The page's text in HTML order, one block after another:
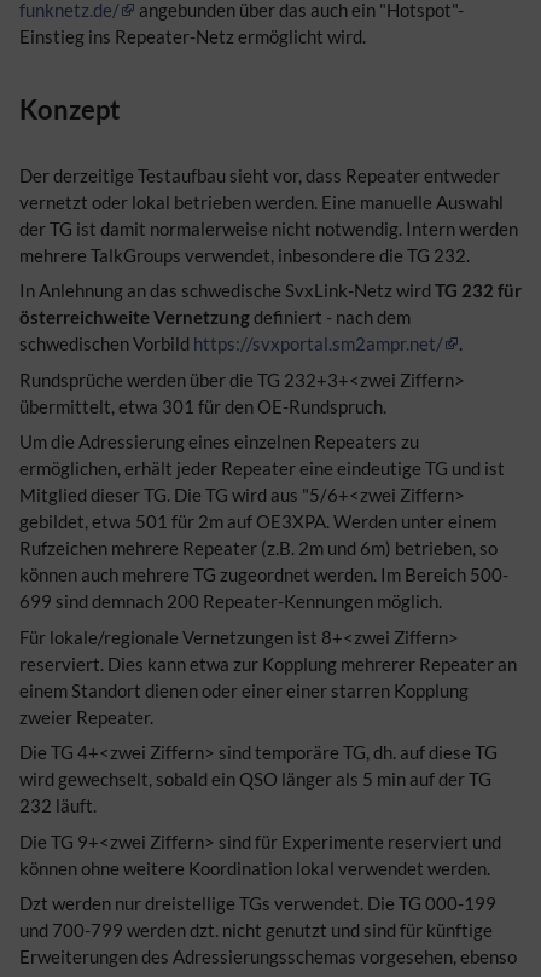
funknetz.de/
angebunden über das auch ein "Hotspot"-
Einstieg ins Repeater-Netz ermöglicht wird.
Konzept
Der derzeitige Testaufbau sieht vor, dass Repeater entweder
vernetzt oder lokal betrieben werden. Eine manuelle Auswahl
der TG ist damit normalerweise nicht notwendig. Intern werden
mehrere TalkGroups verwendet, inbesondere die TG 232.
In Anlehnung an das schwedische SvxLink-Netz wird TG 232 für
österreichweite Vernetzungdefiniert - nach dem
schwedischen Vorbild https://svxportal.sm2ampr.net/
.
Rundsprüche werden über die TG 232+3+<zwei Ziffern>
übermittelt, etwa 301 für den OE-Rundspruch.
Um die Adressierung eines einzelnen Repeaters zu
ermöglichen, erhält jeder Repeater eine eindeutige TG und ist
Mitglied dieser TG. Die TG wird aus "5/6+<zwei Ziffern>
gebildet, etwa 501 für 2m auf OE3XPA. Werden unter einem
Rufzeichen mehrere Repeater (z.B. 2m und 6m) betrieben, so
können auch mehrere TG zugeordnet werden. Im Bereich 500-
699 sind demnach 200 Repeater-Kennungen möglich.
Für lokale/regionale Vernetzungen ist 8+<zwei Ziffern>
reserviert. Dies kann etwa zur Kopplung mehrerer Repeater an
einem Standort dienen oder einer einer starren Kopplung
zweier Repeater.
Die TG 4+<zwei Ziffern> sind temporäre TG, dh. auf diese TG
wird gewechselt, sobald ein QSO länger als 5 min auf der TG
232 läuft.
Die TG 9+<zwei Ziffern> sind für Experimente reserviert und
können ohne weitere Koordination lokal verwendet werden.
Dzt werden nur dreistellige TGs verwendet. Die TG 000-199
und 700-799 werden dzt. nicht genutzt und sind für künftige
Erweiterungen des Adressierungsschemas vorgesehen, ebenso